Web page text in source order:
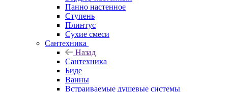
Панно настенное
Ступень
Плинтус
Сухие смеси
Сантехника
Назад
Сантехника
Биде
Ванны
Встраиваемые душевые системы